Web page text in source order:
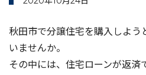
秋田市で分譲住宅を購入しよう
いませんか。
その中には、住宅ローンが返済